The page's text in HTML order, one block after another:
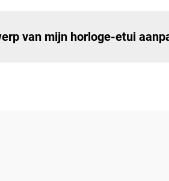
van mijn horloge-etui